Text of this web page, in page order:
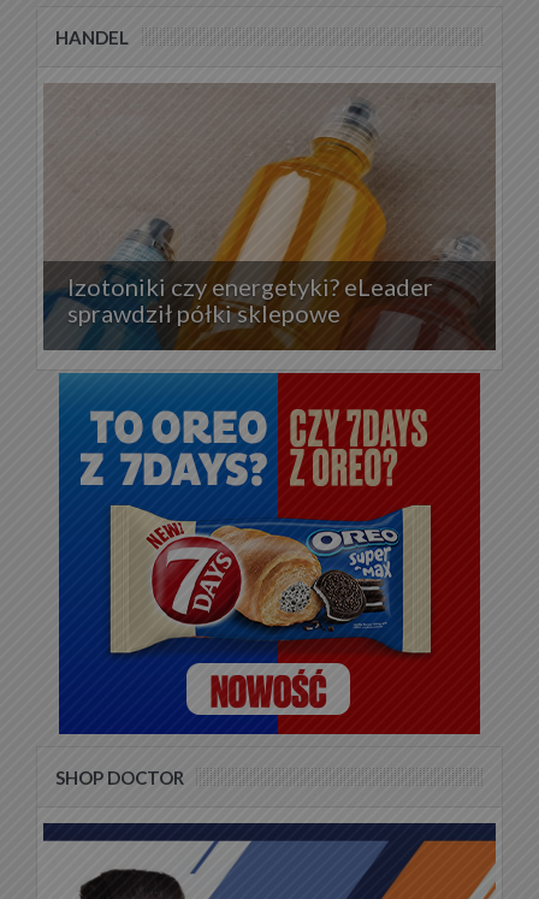
HANDEL
Izotoniki czy energetyki? eLeader
sprawdził półki sklepowe
SHOP DOCTOR